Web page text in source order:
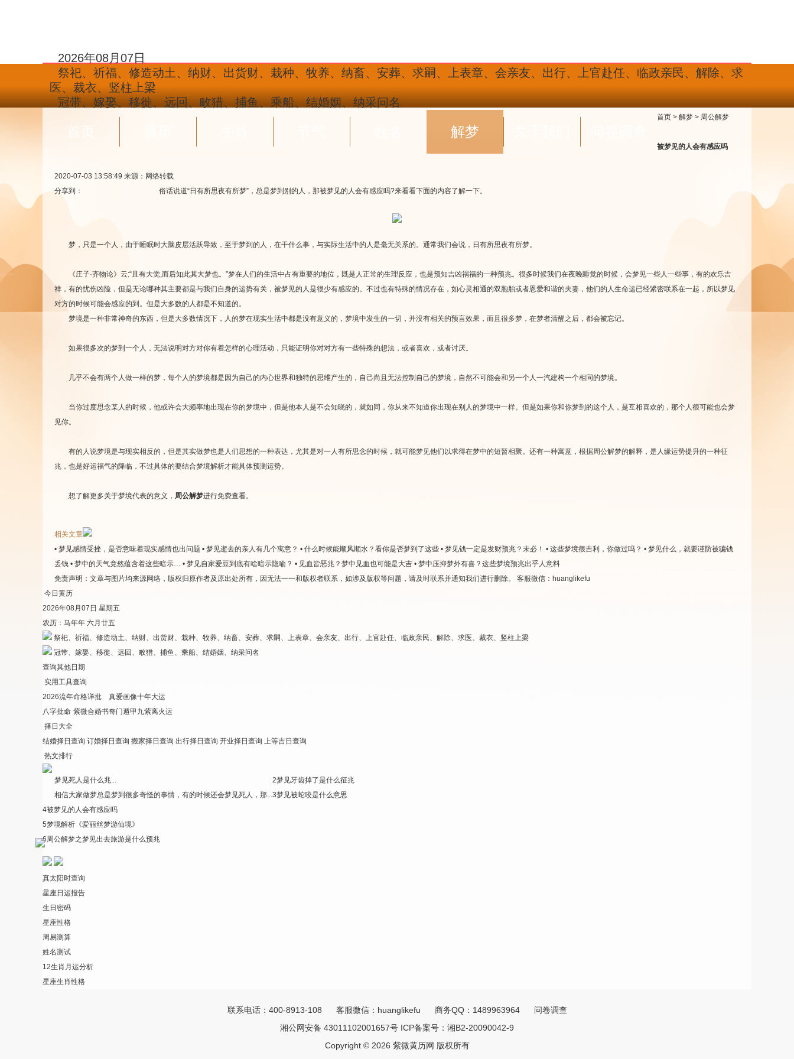
2026年08月07日
祭祀、祈福、修造动土、纳财、出货财、栽种、牧养、纳畜、安葬、求嗣、上表章、会亲友、出行、上官赴任、临政亲民、解除、求
医、裁衣、竖柱上梁
冠带、嫁娶、移徙、远回、畋猎、捕鱼、乘船、结婚姻、纳采问名
首页 解梦
首页 > 解梦 > 周公解梦
被梦见的人会有感应吗
2020-07-03 13:58:49 来源：网络转载
分享到：
俗话说道“日有所思夜有所梦”，总是梦到别的人，那被梦见的人会有感应吗?来看看下面的内容了解一下。
梦，只是一个人，由于睡眠时大脑皮层活跃导致，至于梦到的人，在干什么事，与实际生活中的人是毫无关系的。通常我们会说，日有所思夜有所梦。
《庄子·齐物论》云:“且有大觉,而后知此其大梦也。”梦在人们的生活中占有重要的地位，既是人正常的生理反应，也是预知吉凶祸福的一种预兆。很多时候我们在夜晚睡觉的时候，会梦见一些人一些事，有的欢乐吉
祥，有的忧伤凶险，但是无论哪种其主要都是与我们自身的运势有关，被梦见的人是很少有感应的。不过也有特殊的情况存在，如心灵相通的双胞胎或者恩爱和谐的夫妻，他们的人生命运已经紧密联系在一起，所以梦见
对方的时候可能会感应的到。但是大多数的人都是不知道的。
梦境是一种非常神奇的东西，但是大多数情况下，人的梦在现实生活中都是没有意义的，梦境中发生的一切，并没有相关的预言效果，而且很多梦，在梦者清醒之后，都会被忘记。
如果很多次的梦到一个人，无法说明对方对你有着怎样的心理活动，只能证明你对对方有一些特殊的想法，或者喜欢，或者讨厌。
几乎不会有两个人做一样的梦，每个人的梦境都是因为自己的内心世界和独特的思维产生的，自己尚且无法控制自己的梦境，自然不可能会和另一个人一汽建构一个相同的梦境。
当你过度思念某人的时候，他或许会大频率地出现在你的梦境中，但是他本人是不会知晓的，就如同，你从来不知道你出现在别人的梦境中一样。但是如果你和你梦到的这个人，是互相喜欢的，那个人很可能也会梦
见你。
有的人说梦境是与现实相反的，但是其实做梦也是人们思想的一种表达，尤其是对一人有所思念的时候，就可能梦见他们以求得在梦中的短暂相聚。还有一种寓意，根据周公解梦的解释，是人缘运势提升的一种征
兆，也是好运福气的降临，不过具体的要结合梦境解析才能具体预测运势。
想了解更多关于梦境代表的意义， 周公解梦进行免费查看。
相关文章
• 梦见感情受挫，是否意味着现实感情也出问题 • 梦见逝去的亲人有几个寓意？ • 什么时候能顺风顺水？看你是否梦到了这些 • 梦见钱一定是发财预兆？未必！ • 这些梦境很吉利，你做过吗？ • 梦见什么，就要谨防被骗钱
丢钱 • 梦中的天气竟然蕴含着这些暗示… • 梦见自家爱豆到底有啥暗示隐喻？ • 见血皆恶兆？梦中见血也可能是大吉 • 梦中压抑梦外有喜？这些梦境预兆出乎人意料
免责声明： 文章与图片均来源网络，版权归原作者及原出处所有，因无法一一和版权者联系，如涉及版权等问题，请及时联系并通知我们进行删除。 客服微信：huanglikefu
今日黄历
2026年08月07日 星期五
农历：马年年 六月廿五
祭祀、祈福、修造动土、纳财、出货财、栽种、牧养、纳畜、安葬、求嗣、上表章、会亲友、出行、上官赴任、临政亲民、解除、求医、裁衣、竖柱上梁
冠带、嫁娶、移徙、远回、畋猎、捕鱼、乘船、结婚姻、纳采问名
查询其他日期
实用工具查询
2026流年命格详批 真爱画像十年大运
八字批命 紫微合婚书奇门遁甲 九紫离火运
择日大全
结婚择日查询 订婚择日查询 搬家择日查询 出行择日查询 开业择日查询 上等吉日查询
热文排行
梦见死人是什么兆...
相信大家做梦总是梦到很多奇怪的事情，有的时候还会梦见死人，那...
2梦见牙齿掉了是什么征兆
3梦见被蛇咬是什么意思
4被梦见的人会有感应吗
5梦境解析《爱丽丝梦游仙境》
6周公解梦之梦见出去旅游是什么预兆
真太阳时查询
星座日运报告
生日密码
星座性格
周易测算
姓名测试
12生肖月运分析
星座生肖性格
联系电话：400-8913-108 客服微信：huanglikefu 商务QQ：1489963964 问卷调查
湘公网安备 43011102001657号 ICP备案号： 湘B2-20090042-9
Copyright © 2026 紫微黄历网 版权所有